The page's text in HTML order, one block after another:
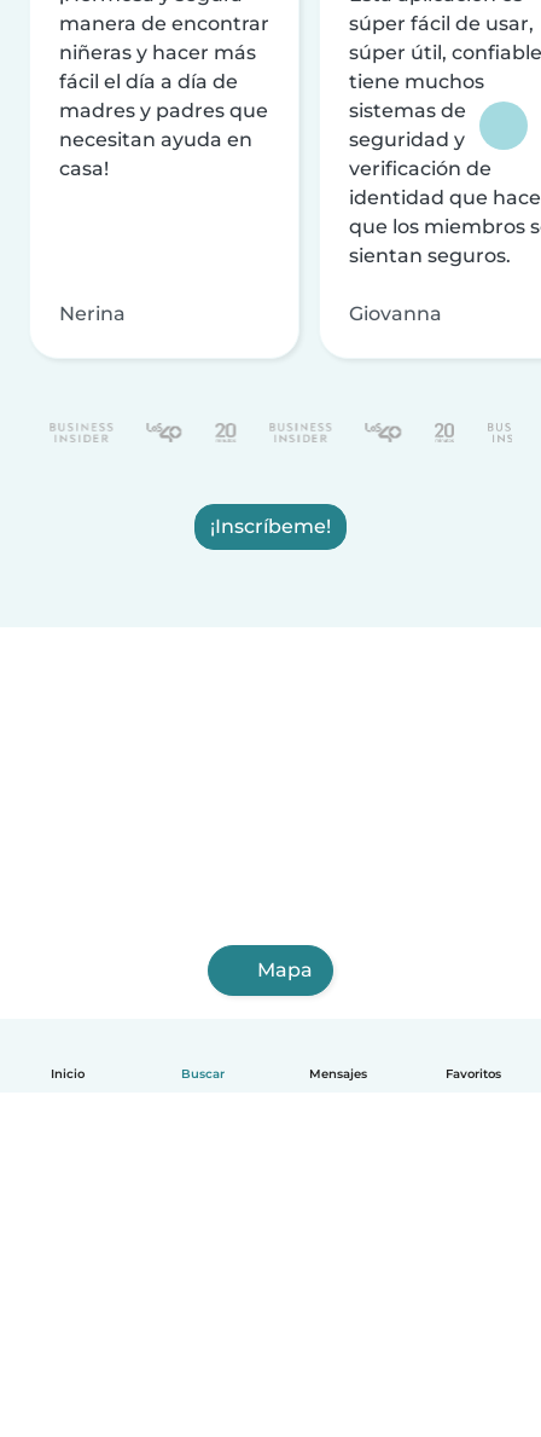
Inicio Buscar Mensajes Favoritos
manera de encontrar
niñeras y hacer más
fácil el día a día de
madres y padres que
necesitan ayuda en
casa!
Nerina
súper fácil de usar,
súper útil,
tiene muchos
sistemas de
seguridad y
verificación de
identidad que
que los miembros
sientan seguros.
Giovanna
¡Inscríbeme!
Mapa